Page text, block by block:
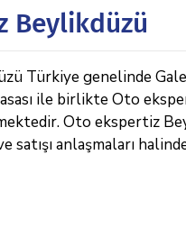
Beylikdüzü
Türkiye genelinde
ile birlikte Oto
Oto ekspertiz
satışı anlaşmaları